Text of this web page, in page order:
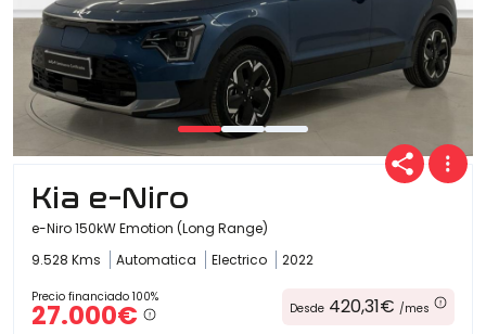
Kia e-Niro
e-Niro 150kW Emotion (Long Range)
9.528 Kms
Automatica Electrico 2022
Precio financiado 100%
27.000€ Desde 420,31€ /mes